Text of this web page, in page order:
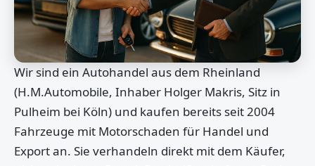
Wir sind ein Autohandel aus dem Rheinland
(H.M.Automobile, Inhaber Holger Makris, Sitz in
Pulheim bei Köln) und kaufen bereits seit 2004
Fahrzeuge mit Motorschaden für Handel und
Export an. Sie verhandeln direkt mit dem Käufer,